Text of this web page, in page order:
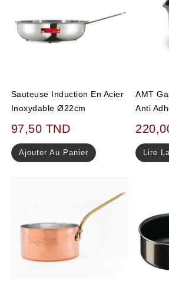
Sauteuse Induction En Acier
Inoxydable Ø22cm
97,50 TND
Ajouter Au Panier
AMT
Anti
Lire